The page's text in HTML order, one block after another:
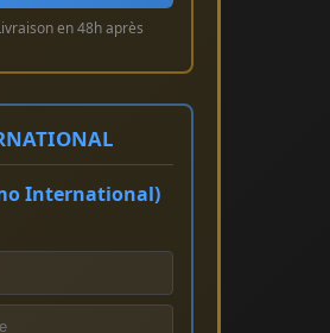
en 48h après
International)